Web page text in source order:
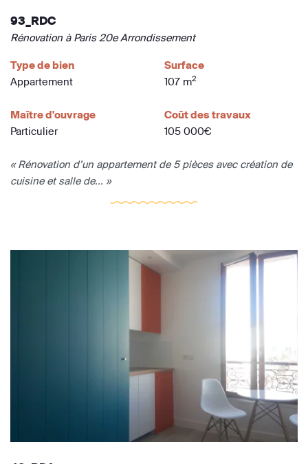
93_RDC
Rénovation à Paris 20e Arrondissement
Type de bien
Appartement
Surface
107 m2
Maître d'ouvrage
Particulier
Coût des travaux
105 000€
« Rénovation d’un appartement de 5 pièces avec création de
cuisine et salle de... »